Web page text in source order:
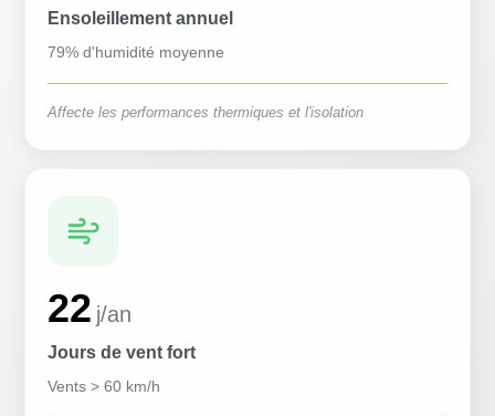
Ensoleillement annuel
79% d'humidité moyenne
Affecte les performances thermiques et l'isolation
22 j/an
Jours de vent fort
Vents > 60 km/h